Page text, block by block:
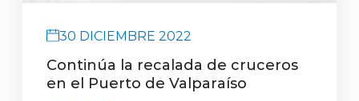
30 DICIEMBRE 2022
Continúa la recalada de cruceros
en el Puerto de Valparaíso